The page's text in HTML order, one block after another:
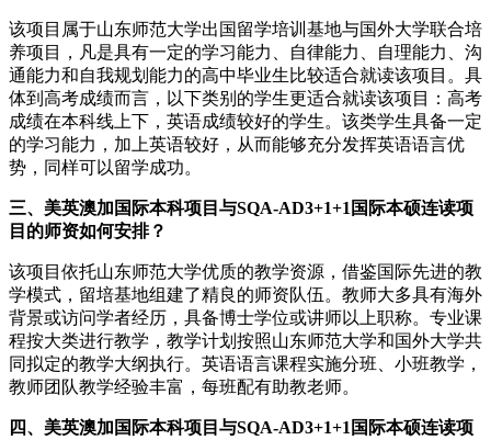
该项目属于山东师范大学出国留学培训基地与国外大学联合培
养项目，凡是具有一定的学习能力、自律能力、自理能力、沟
通能力和自我规划能力的高中毕业生比较适合就读该项目。具
体到高考成绩而言，以下类别的学生更适合就读该项目：高考
成绩在本科线上下，英语成绩较好的学生。该类学生具备一定
的学习能力，加上英语较好，从而能够充分发挥英语语言优
势，同样可以留学成功。
三、美英澳加国际本科项目与SQA-AD3+1+1国际本硕连读项
目的师资如何安排？
该项目依托山东师范大学优质的教学资源，借鉴国际先进的教
学模式，留培基地组建了精良的师资队伍。教师大多具有海外
背景或访问学者经历，具备博士学位或讲师以上职称。专业课
程按大类进行教学，教学计划按照山东师范大学和国外大学共
同拟定的教学大纲执行。英语语言课程实施分班、小班教学，
教师团队教学经验丰富，每班配有助教老师。
四、美英澳加国际本科项目与SQA-AD3+1+1国际本硕连读项